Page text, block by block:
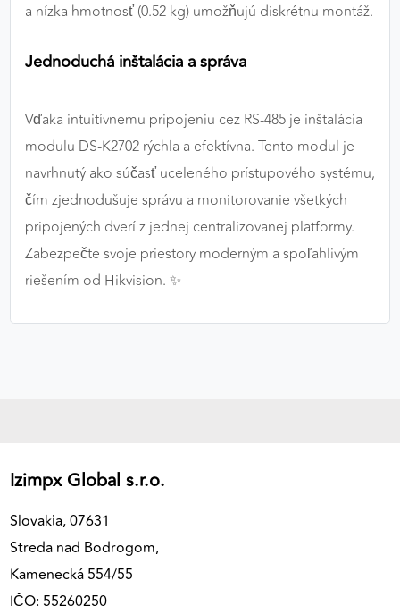
a nízka hmotnosť (0.52 kg) umožňujú diskrétnu montáž.
Jednoduchá inštalácia a správa
Vďaka intuitívnemu pripojeniu cez RS-485 je inštalácia
modulu DS-K2702 rýchla a efektívna. Tento modul je
navrhnutý ako súčasť uceleného prístupového systému,
čím zjednodušuje správu a monitorovanie všetkých
pripojených dverí z jednej centralizovanej platformy.
Zabezpečte svoje priestory moderným a spoľahlivým
riešením od Hikvision. ✨
Izimpx Global s.r.o.
Slovakia, 07631
Streda nad Bodrogom,
Kamenecká 554/55
IČO: 55260250